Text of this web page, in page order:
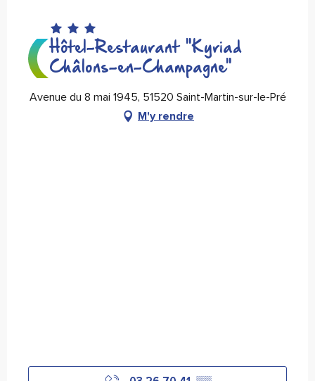
Hôtel-Restaurant "Kyriad
Châlons-en-Champagne"
Avenue du 8 mai 1945, 51520 Saint-Martin-sur-le-Pré
M'y rendre